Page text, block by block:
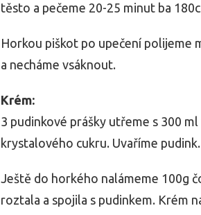
těsto a pečeme 20-25 minut ba
Horkou piškot po upečení polijeme
a necháme vsáknout.
Krém:
3 pudinkové prášky utřeme s 300
krystalového cukru. Uvaříme
Ještě do horkého nalámeme 100g
roztala a spojila s pudinkem. Krém